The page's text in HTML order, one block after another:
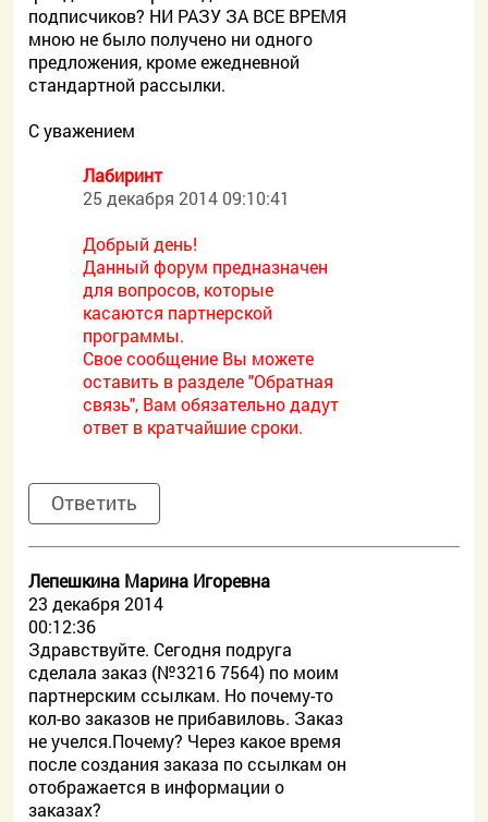
подписчиков? НИ РАЗУ ЗА ВСЕ ВРЕМЯ
мною не было получено ни одного
предложения, кроме ежедневной
стандартной рассылки.
С уважением
Лабиринт
25 декабря 2014 09:10:41
Добрый день!
Данный форум предназначен
для вопросов, которые
касаются партнерской
программы.
Свое сообщение Вы можете
оставить в разделе "Обратная
связь", Вам обязательно дадут
ответ в кратчайшие сроки.
Ответить
Лепешкина Марина Игоревна
23 декабря 2014
00:12:36
Здравствуйте. Сегодня подруга
сделала заказ (№3216 7564) по моим
партнерским ссылкам. Но почему-то
кол-во заказов не прибавиловь. Заказ
не учелся.Почему? Через какое время
после создания заказа по ссылкам он
отображается в информации о
заказах?